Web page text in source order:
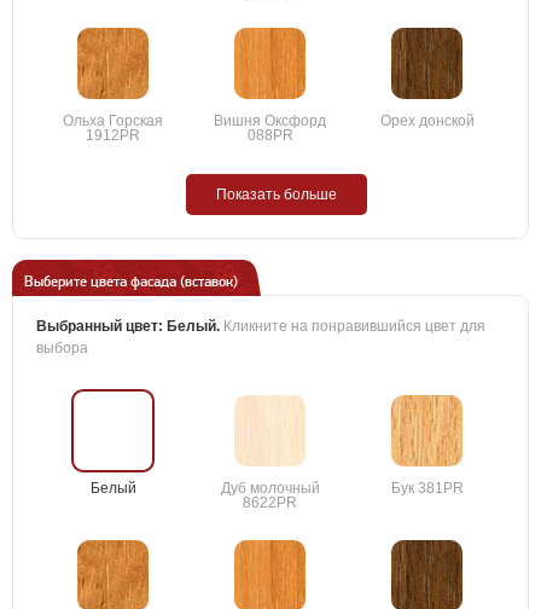
Ольха Горская
1912PR
Вишня Оксфорд
088PR
Орех донской
Показать больше
Выберите цвета фасада (вставок)
Выбранный цвет: Белый. Кликните на понравившийся цвет для
выбора
Белый
Дуб молочный
8622PR
Бук 381PR